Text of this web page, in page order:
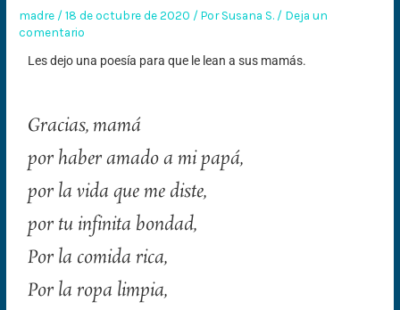
madre /18 de octubre de 2020 / PorSusana S. / Deja un
comentario
Les dejo una poesía para que le lean a sus mamás.
Gracias, mamá
por haber amado a mi papá,
por la vida que me diste,
por tu infinita bondad,
Por la comida rica,
Por la ropa limpia,